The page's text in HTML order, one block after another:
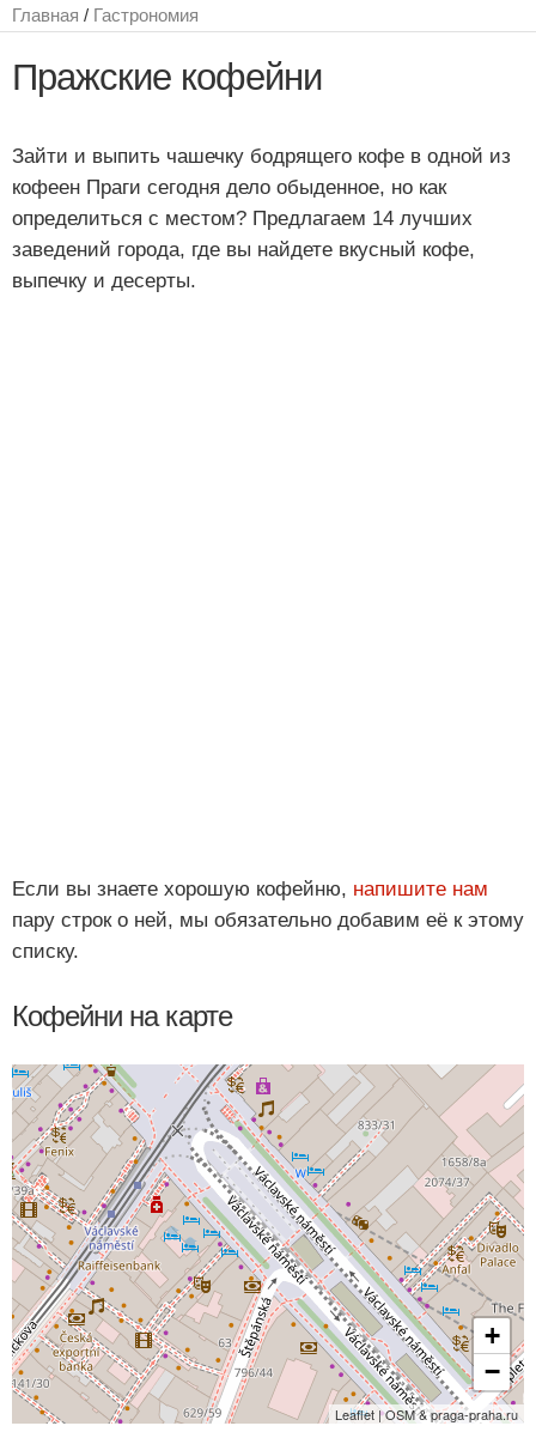
Главная / Гастрономия
Пражские кофейни
Зайти и выпить чашечку бодрящего кофе в одной из
кофеен Праги сегодня дело обыденное, но как
определиться с местом? Предлагаем 14 лучших
заведений города, где вы найдете вкусный кофе,
выпечку и десерты.
Если вы знаете хорошую кофейню, напишите нам
пару строк о ней, мы обязательно добавим её к этому
списку.
Кофейни на карте
+
−
Leaflet | OSM & praga-praha.ru